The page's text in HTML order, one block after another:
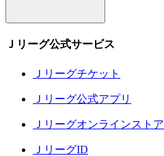
Ｊリーグ公式サービス
Ｊリーグチケット
Ｊリーグ公式アプリ
Ｊリーグオンラインストア
ＪリーグID